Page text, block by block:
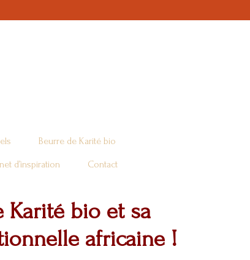
Beurre de Karité bio
d’inspiration Contact
Karité bio et sa
africaine !